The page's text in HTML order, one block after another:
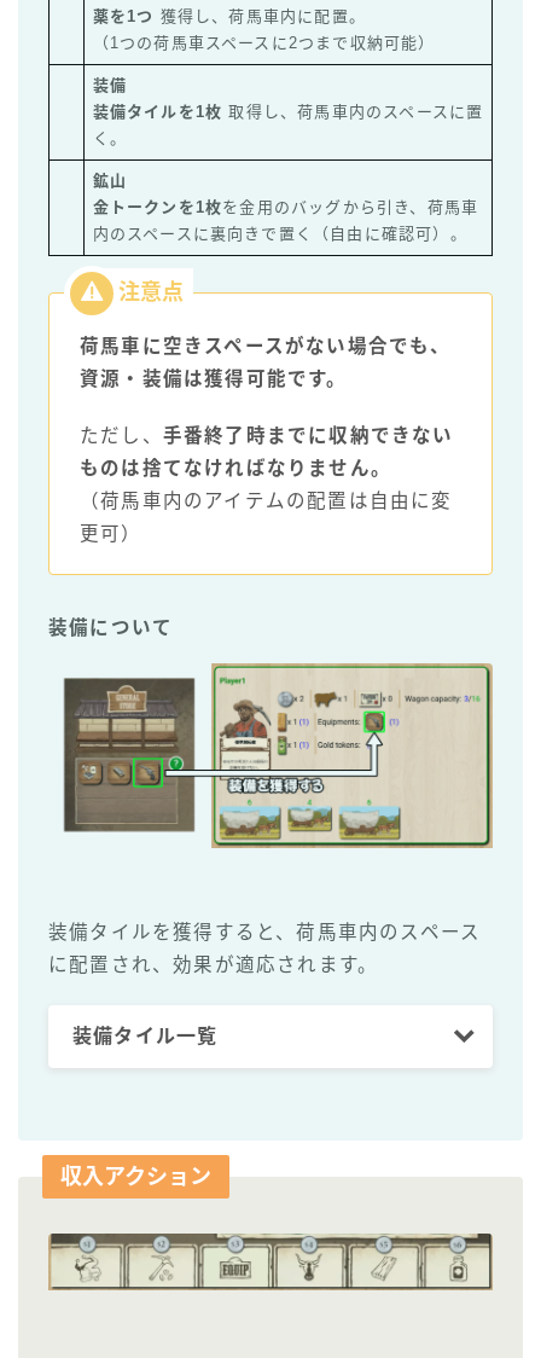
薬を1つ 獲得し、荷馬車内に配置。
（1つの荷馬車スペースに2つまで収納可能）
装備
装備タイルを1枚 取得し、荷馬車内のスペースに置
く。
鉱山
金トークンを1枚を金用のバッグから引き、荷馬車
内のスペースに裏向きで置く（自由に確認可）。
荷馬車に空きスペースがない場合でも、
資源・装備は獲得可能です。
ただし、 手番終了時までに収納できない
ものは捨てなければなりません。
（荷馬車内のアイテムの配置は自由に変
更可）
装備について
装備タイルを獲得すると、荷馬車内のスペース
に配置され、効果が適応されます。
装備タイル一覧
収入アクション